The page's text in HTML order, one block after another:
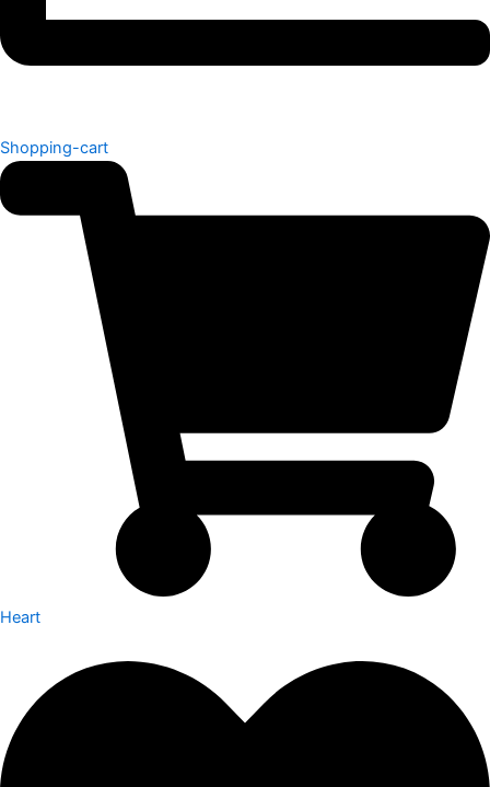
Shopping-cart
Heart